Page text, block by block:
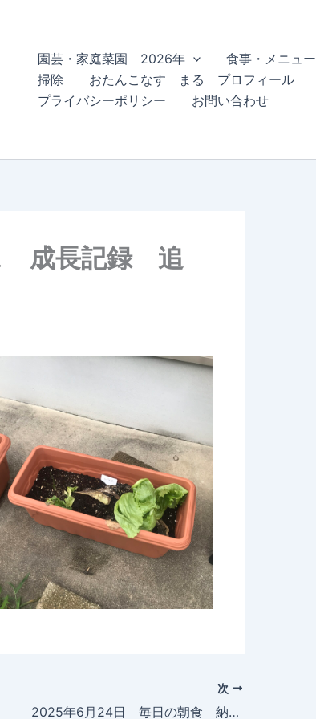
園芸・家庭菜園 2026年 食事・メニュー
掃除
おたんこなす まる プロフィール
プライバシーポリシー
お問い合わせ
成長記録 追
次
2025年6月24日 毎日の朝食 納豆 と ご飯